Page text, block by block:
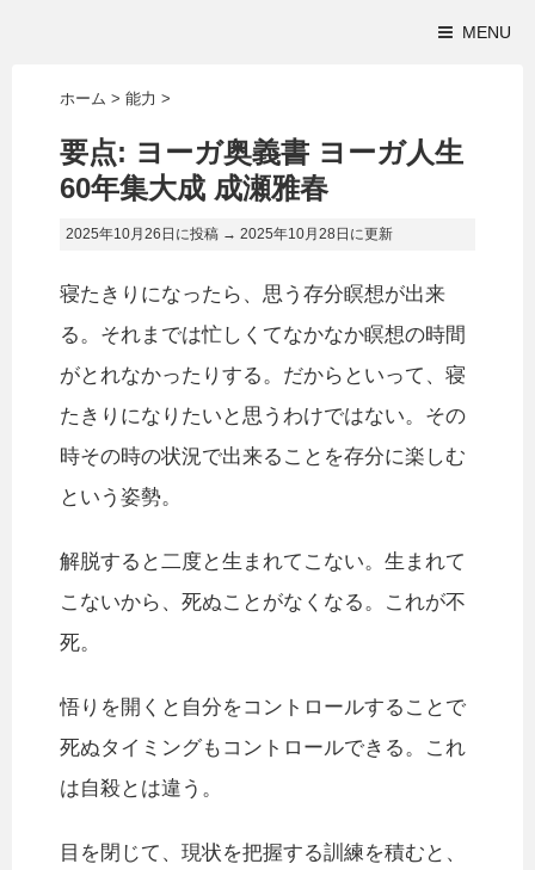
MENU
ホーム > 能力 >
要点: ヨーガ奥義書 ヨーガ人生
60年集大成 成瀬雅春
2025年10月26日に投稿 → 2025年10月28日 に更新
寝たきりになったら、思う存分瞑想が出来
る。それまでは忙しくてなかなか瞑想の時間
がとれなかったりする。だからといって、寝
たきりになりたいと思うわけではない。その
時その時の状況で出来ることを存分に楽しむ
という姿勢。
解脱すると二度と生まれてこない。生まれて
こないから、死ぬことがなくなる。これが不
死。
悟りを開くと自分をコントロールすることで
死ぬタイミングもコントロールできる。これ
は自殺とは違う。
目を閉じて、現状を把握する訓練を積むと、